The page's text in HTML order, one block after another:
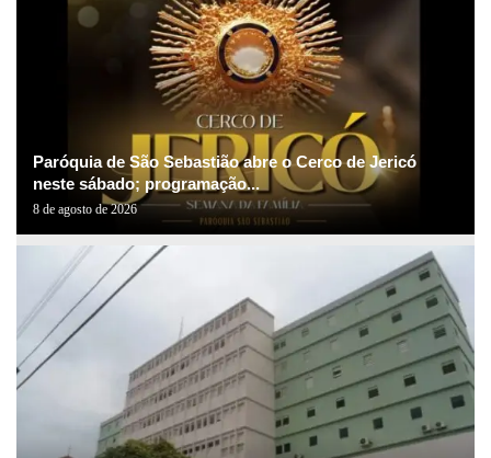
Paróquia de São Sebastião abre o Cerco de Jericó
neste sábado; programação...
8 de agosto de 2026